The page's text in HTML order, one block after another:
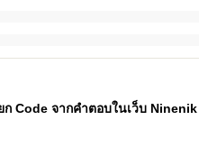
Code จากคำตอบในเว็บ